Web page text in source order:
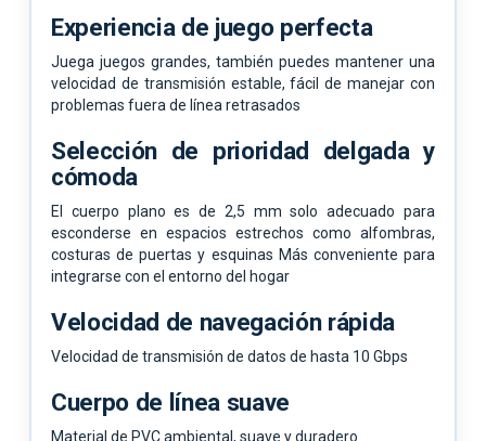
Experiencia de juego perfecta
Juega juegos grandes, también puedes mantener una
velocidad de transmisión estable, fácil de manejar con
problemas fuera de línea retrasados ​​
Selección de prioridad delgada y
cómoda
El cuerpo plano es de 2,5 mm solo adecuado para
esconderse en espacios estrechos como alfombras,
costuras de puertas y esquinas Más conveniente para
integrarse con el entorno del hogar
Velocidad de navegación rápida
Velocidad de transmisión de datos de hasta 10 Gbps
Cuerpo de línea suave
Material de PVC ambiental, suave y duradero